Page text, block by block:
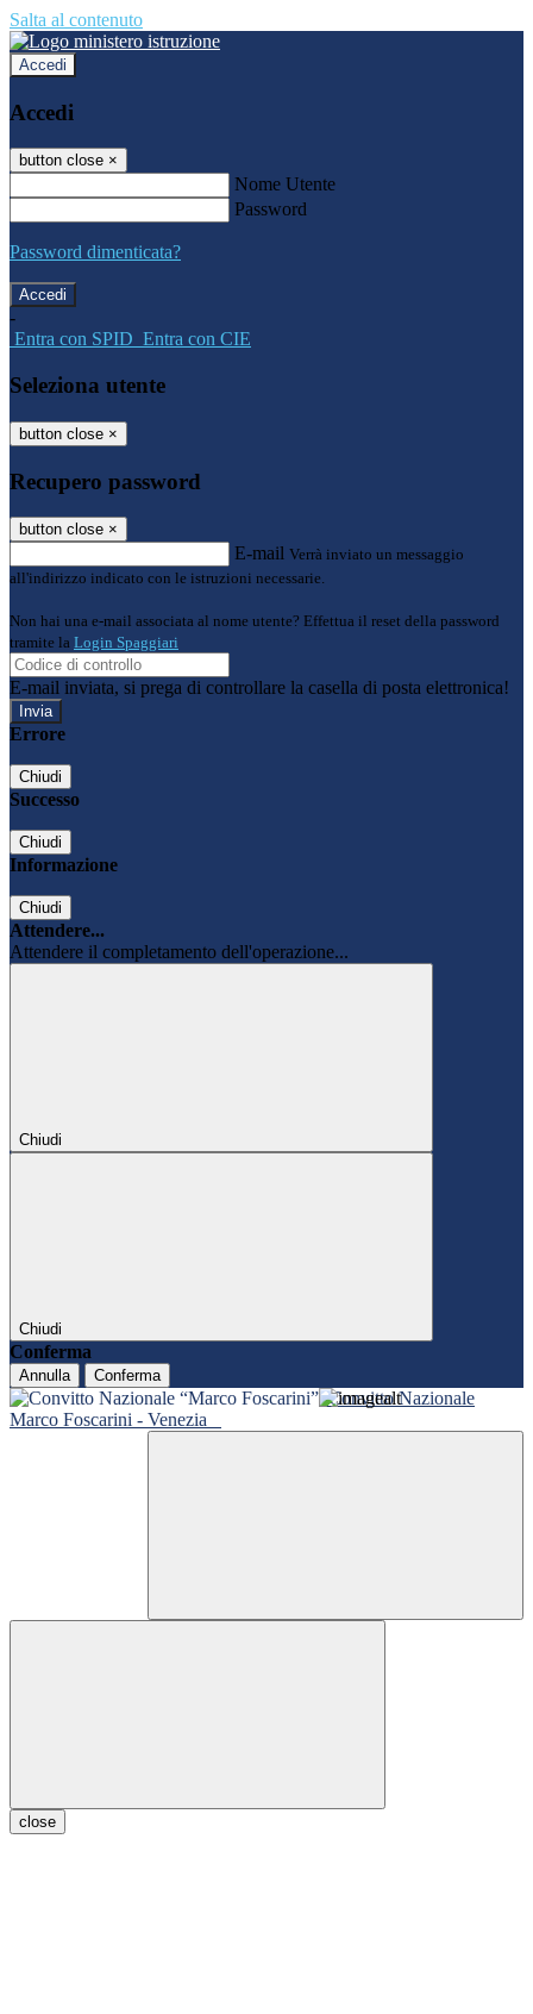
Salta al contenuto
Accedi
Accedi
button close ×
Nome Utente
Password
Password dimenticata?
-
Entra con SPID Entra con CIE
Seleziona utente
button close ×
Recupero password
button close ×
E-mail Verrà inviato un messaggio
all'indirizzo indicato con le istruzioni necessarie.
Non hai una e-mail associata al nome utente? Effettua il reset della password
tramite la Login Spaggiari
E-mail inviata, si prega di controllare la casella di posta elettronica!
Errore
Chiudi
Successo
Chiudi
Informazione
Chiudi
Attendere...
Attendere il completamento dell'operazione...
Chiudi
Chiudi
Conferma
Annulla Conferma
Convitto Nazionale
Marco Foscarini - Venezia
close